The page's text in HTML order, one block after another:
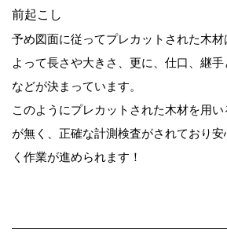
前起こし
予め図面に従ってプレカットされた木
よって長さや大きさ、更に、仕口、継
などが決まっています。
このようにプレカットされた木材を用
が無く、正確な計測検査がされており
く作業が進められます！